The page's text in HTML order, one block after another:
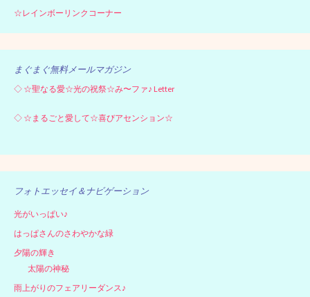
☆レインボーリンクコーナー
まぐまぐ無料メールマガジン
◇ ☆聖なる愛☆光の祝祭☆み〜ファ♪ Letter
◇ ☆まるごと愛して☆喜びアセンション☆
フォトエッセイ＆ナビゲーション
光がいっぱい♪
はっぱさんのさわやかな緑
夕陽の輝き
太陽の神秘
雨上がりのフェアリーダンス♪